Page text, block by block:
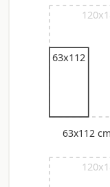
63x112
63x112 cm